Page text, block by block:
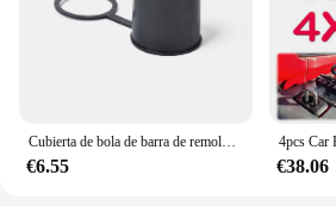
Cubierta de bola de barra de remolque de vehículo Universal, enganche de remolque, accesorios de protección para automóviles, venta al por mayor, 50mm
€6.55 €38.06